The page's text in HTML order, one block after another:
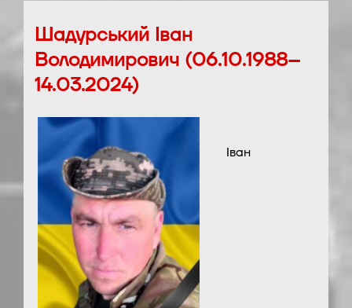
Шадурський Іван
Володимирович (06.10.1988–
14.03.2024)
Іван